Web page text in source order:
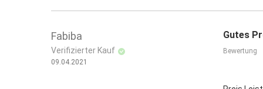
Fabiba
Verifizierter Kauf
09.04.2021
Gutes
Bewertung